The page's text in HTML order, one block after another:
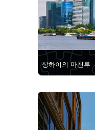
상하이의 마천루